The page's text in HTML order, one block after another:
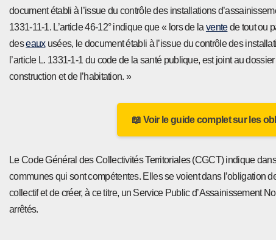
document établi à l’issue du contrôle des installations
1331-11-1. L’article 46-12° indique que « lors de la ventede tout ou
deseauxusées, le document établi à l’issue du contrôle des
l’article L. 1331-1-1 du code de la santé publique, est joint au
construction et de l’habitation. »
📖 Voir le guide complet sur les
Le Code Général des Collectivités Territoriales (CGCT) indique
communes qui sont compétentes. Elles se voient dans l’obligation
collectif et de créer, à ce titre, un Service Public d’Assainissement
arrêtés.